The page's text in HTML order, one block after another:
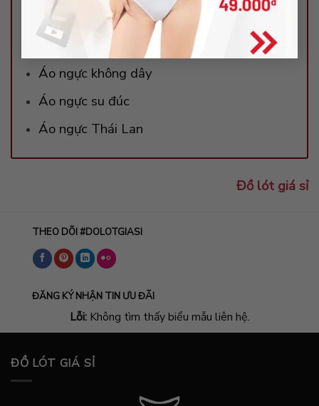
Áo ngực không gọng
Áo ngực cài trước
Áo ngực không dây
Áo ngực su đúc
Áo ngực Thái Lan
Đồ lót giá sỉ
THEO DÕI #DOLOTGIASI
ĐĂNG KÝ NHẬN TIN ƯU ĐÃI
Lỗi:Không tìm thấy biểu mẫu liên hệ.
ĐỒ LÓT GIÁ SỈ